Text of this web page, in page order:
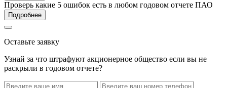
Проверь какие 5 ошибок есть в любом годовом отчете ПАО
Подробнее
Оставьте заявку
Узнай за что штрафуют акционерное общество если вы не
раскрыли в годовом отчете?